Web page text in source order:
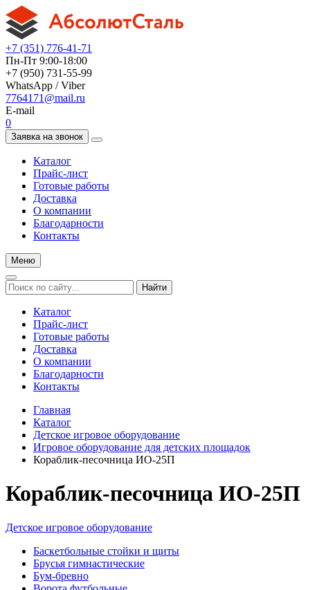
+7 (351) 776-41-71
Пн-Пт 9:00-18:00
+7 (950) 731-55-99
WhatsApp / Viber
7764171@mail.ru
E-mail
0
Заявка на звонок
Каталог
Прайс-лист
Готовые работы
Доставка
О компании
Благодарности
Контакты
Меню
Найти
Каталог
Прайс-лист
Готовые работы
Доставка
О компании
Благодарности
Контакты
Главная
Каталог
Детское игровое оборудование
Игровое оборудование для детских площадок
Кораблик-песочница ИО-25П
Кораблик-песочница ИО-25П
Детское игровое оборудование
Баскетбольные стойки и щиты
Брусья гимнастические
Бум-бревно